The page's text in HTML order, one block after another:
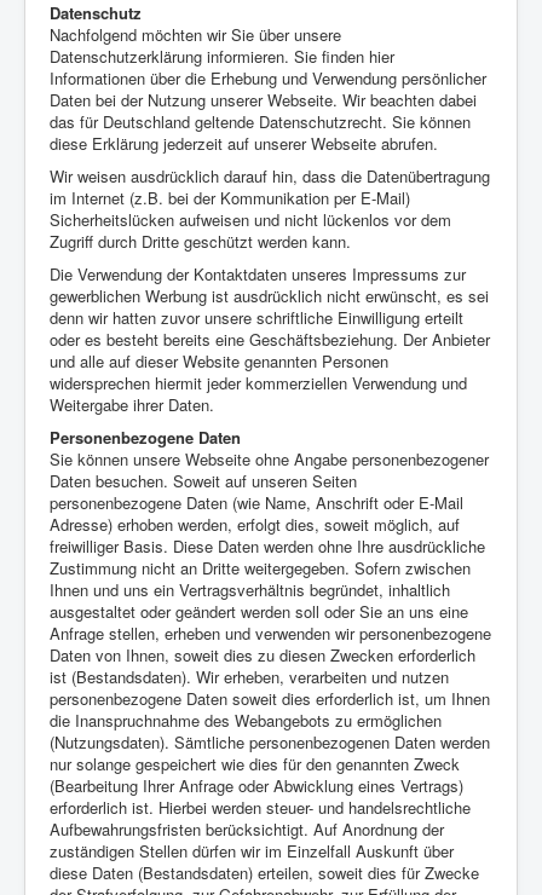
Datenschutz
Nachfolgend möchten wir Sie über unsere
Datenschutzerklärung informieren. Sie finden hier
Informationen über die Erhebung und Verwendung persönlicher
Daten bei der Nutzung unserer Webseite. Wir beachten dabei
das für Deutschland geltende Datenschutzrecht. Sie können
diese Erklärung jederzeit auf unserer Webseite abrufen.
Wir weisen ausdrücklich darauf hin, dass die Datenübertragung
im Internet (z.B. bei der Kommunikation per E-Mail)
Sicherheitslücken aufweisen und nicht lückenlos vor dem
Zugriff durch Dritte geschützt werden kann.
Die Verwendung der Kontaktdaten unseres Impressums zur
gewerblichen Werbung ist ausdrücklich nicht erwünscht, es sei
denn wir hatten zuvor unsere schriftliche Einwilligung erteilt
oder es besteht bereits eine Geschäftsbeziehung. Der Anbieter
und alle auf dieser Website genannten Personen
widersprechen hiermit jeder kommerziellen Verwendung und
Weitergabe ihrer Daten.
Personenbezogene Daten
Sie können unsere Webseite ohne Angabe personenbezogener
Daten besuchen. Soweit auf unseren Seiten
personenbezogene Daten (wie Name, Anschrift oder E-Mail
Adresse) erhoben werden, erfolgt dies, soweit möglich, auf
freiwilliger Basis. Diese Daten werden ohne Ihre ausdrückliche
Zustimmung nicht an Dritte weitergegeben. Sofern zwischen
Ihnen und uns ein Vertragsverhältnis begründet, inhaltlich
ausgestaltet oder geändert werden soll oder Sie an uns eine
Anfrage stellen, erheben und verwenden wir personenbezogene
Daten von Ihnen, soweit dies zu diesen Zwecken erforderlich
ist (Bestandsdaten). Wir erheben, verarbeiten und nutzen
personenbezogene Daten soweit dies erforderlich ist, um Ihnen
die Inanspruchnahme des Webangebots zu ermöglichen
(Nutzungsdaten). Sämtliche personenbezogenen Daten werden
nur solange gespeichert wie dies für den genannten Zweck
(Bearbeitung Ihrer Anfrage oder Abwicklung eines Vertrags)
erforderlich ist. Hierbei werden steuer- und handelsrechtliche
Aufbewahrungsfristen berücksichtigt. Auf Anordnung der
zuständigen Stellen dürfen wir im Einzelfall Auskunft über
diese Daten (Bestandsdaten) erteilen, soweit dies für Zwecke